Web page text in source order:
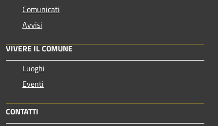
Comunicati
Avvisi
VIVERE IL COMUNE
Luoghi
Eventi
CONTATTI